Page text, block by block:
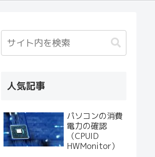
人気記事
パソコンの消費
電力の確認
（CPUID
HWMonitor）